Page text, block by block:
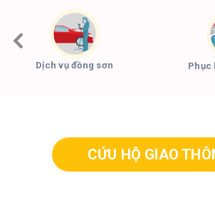
Dịch vụ đồng sơn Phục
CỨU HỘ GIAO